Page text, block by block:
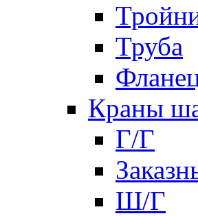
Труба
Краны
Г/Г
Ш/Г